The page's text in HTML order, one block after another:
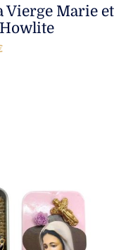
Vierge Marie et